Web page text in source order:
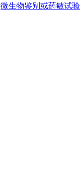
微生物鉴别或药敏试验